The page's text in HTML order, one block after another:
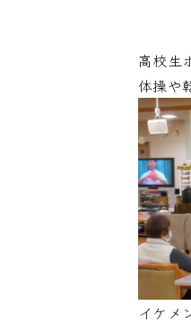
高校生
体操や
イケメ